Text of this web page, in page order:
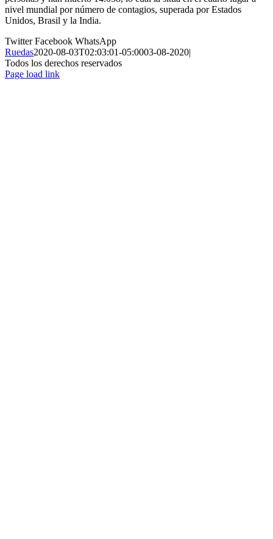
nivel mundial por número de contagios, superada por Estados
Unidos, Brasil y la India.
TwitterFacebook WhatsApp
Ruedas2020-08-03T02:03:01-05:0003-08-2020|
Todos los derechos reservados
Page load link